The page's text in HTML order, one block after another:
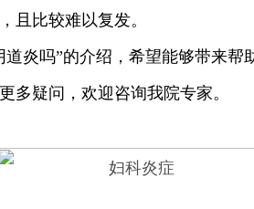
且比较难以复发。
炎吗”的介绍，希望能够带来
多疑问，欢迎咨询我院专家。